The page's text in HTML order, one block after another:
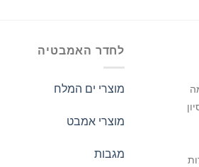
לחדר האמבטיה
מוצרי ים המלח
מוצרי אמבט
מגבות